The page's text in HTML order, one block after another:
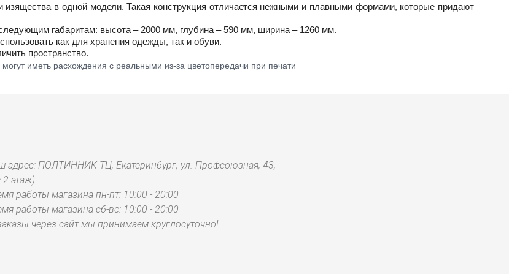
в одной модели. Такая конструкция отличается нежными и плавными формами, которые придают
габаритам: высота – 2000 мм, глубина – 590 мм, ширина – 1260 мм.
как для хранения одежды, так и обуви.
пространство.
иметь расхождения с реальными из-за цветопередачи при печати
адрес: ПОЛТИННИК ТЦ, Екатеринбург, ул. Профсоюзная, 43,
2 этаж)
работы магазина пн-пт: 10:00 - 20:00
работы магазина сб-вс: 10:00 - 20:00
через сайт мы принимаем круглосуточно!